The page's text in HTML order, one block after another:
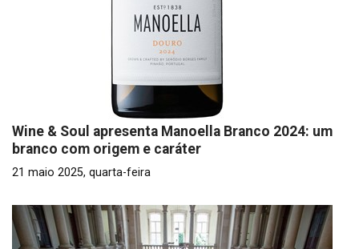
Wine & Soul apresenta Manoella Branco 2024: um
branco com origem e caráter
21 maio 2025, quarta-feira